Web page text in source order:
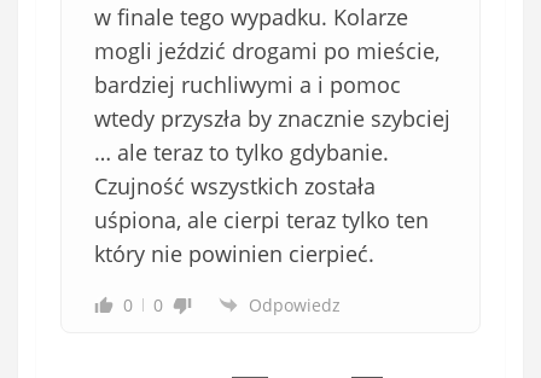
w finale tego wypadku. Kolarze
mogli jeździć drogami po mieście,
bardziej ruchliwymi a i pomoc
wtedy przyszła by znacznie szybciej
… ale teraz to tylko gdybanie.
Czujność wszystkich została
uśpiona, ale cierpi teraz tylko ten
który nie powinien cierpieć.
0 0 Odpowiedz